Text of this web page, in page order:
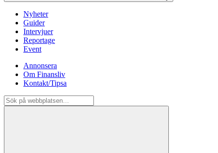
Nyheter
Guider
Intervjuer
Reportage
Event
Annonsera
Om Finansliv
Kontakt/Tipsa